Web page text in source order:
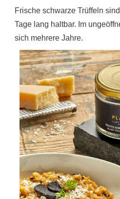
Tage lang haltbar. Im
sich mehrere Jahre.